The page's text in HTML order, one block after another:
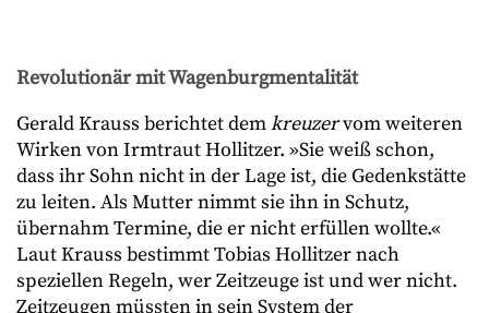
Revolutionär mit Wagenburgmentalität
Gerald Krauss berichtet demkreuzervom weiteren
Wirken von Irmtraut Hollitzer. »Sie weiß schon,
dass ihr Sohn nicht in der Lage ist, die Gedenkstätte
zu leiten. Als Mutter nimmt sie ihn in Schutz,
übernahm Termine, die er nicht erfüllen wollte.«
Laut Krauss bestimmt Tobias Hollitzer nach
speziellen Regeln, wer Zeitzeuge ist und wer nicht.
Zeitzeugen müssten in sein System der